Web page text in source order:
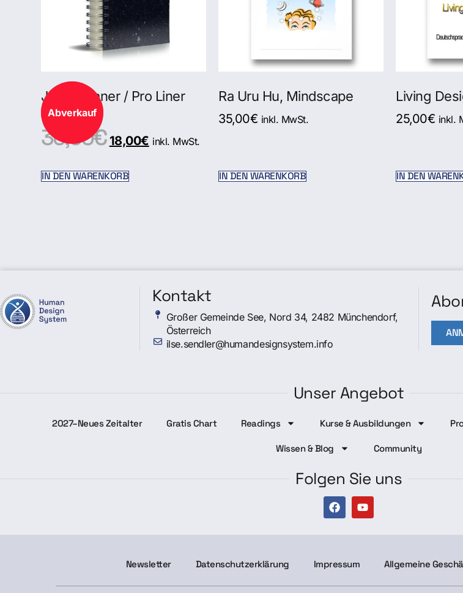
Abverkauf
Jahresplaner / Pro Liner
2026
36,00€ 18,00€ inkl. MwSt.
IN DEN WARENKORB
Ra Uru Hu, Mindscape
35,00€ inkl. MwSt.
IN DEN WARENKORB
Living
25,00€ inkl.
IN DEN
Kontakt
Großer Gemeinde See, Nord 34, 2482 Münchendorf,
Österreich
ilse.sendler@humandesignsystem.info
Unser Angebot
2027–Neues Zeitalter Gratis Chart Readings Kurse & Ausbildungen
Wissen & Blog Community
Folgen Sie uns
Newsletter Datenschutzerklärung Impressum Allgemeine